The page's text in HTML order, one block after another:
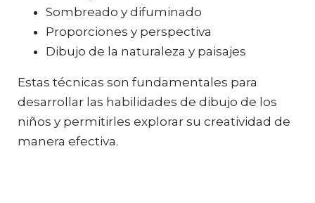
Sombreado y difuminado
Proporciones y perspectiva
Dibujo de la naturaleza y paisajes
Estas técnicas son fundamentales para
desarrollar las habilidades de dibujo de los
niños y permitirles explorar su creatividad de
manera efectiva.